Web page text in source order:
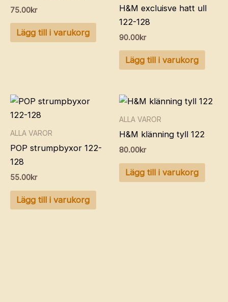
75.00kr
Lägg till i varukorg
H&M excluisve hatt ull
122-128
90.00kr
Lägg till i varukorg
ALLA VAROR
POP strumpbyxor 122-
128
55.00kr
Lägg till i varukorg
ALLA VAROR
H&M klänning tyll 122
80.00kr
Lägg till i varukorg